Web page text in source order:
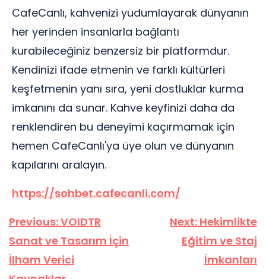
CafeCanlı, kahvenizi yudumlayarak dünyanın
her yerinden insanlarla bağlantı
kurabileceğiniz benzersiz bir platformdur.
Kendinizi ifade etmenin ve farklı kültürleri
keşfetmenin yanı sıra, yeni dostluklar kurma
imkanını da sunar. Kahve keyfinizi daha da
renklendiren bu deneyimi kaçırmamak için
hemen CafeCanlı'ya üye olun ve dünyanın
kapılarını aralayın.
https://sohbet.cafecanli.com/
Yazı
gezinmesi
Previous:VOIDTR
Sanat ve Tasarım İçin
İlham Verici
Next: Hekimlikte
Eğitim ve Staj
İmkanları